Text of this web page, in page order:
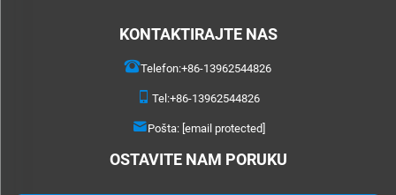
KONTAKTIRAJTE NAS
Telefon:+86-13962544826
Tel:+86-13962544826
Pošta: [email protected]
OSTAVITE NAM PORUKU